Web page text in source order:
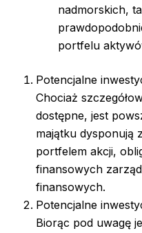
nadmorskich,
portfelu
Potencjalne
Chociaż
dostępne, jest
majątku dysponują
portfelem akcji,
finansowych
finansowych.
Potencjalne
Biorąc pod uwagę